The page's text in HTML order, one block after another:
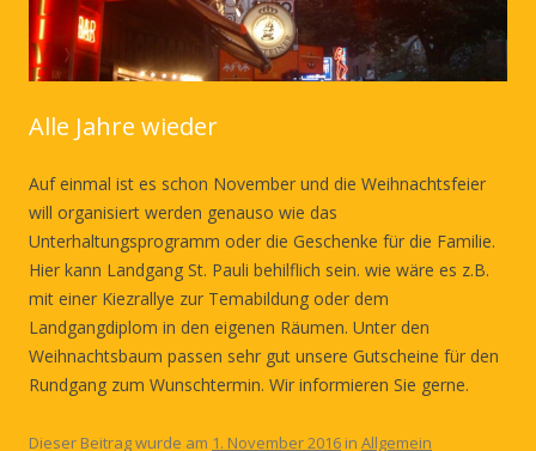
Alle Jahre wieder
Auf einmal ist es schon November und die Weihnachtsfeier
will organisiert werden genauso wie das
Unterhaltungsprogramm oder die Geschenke für die Familie.
Hier kann Landgang St. Pauli behilflich sein. wie wäre es z.B.
mit einer Kiezrallye zur Temabildung oder dem
Landgangdiplom in den eigenen Räumen. Unter den
Weihnachtsbaum passen sehr gut unsere Gutscheine für den
Rundgang zum Wunschtermin. Wir informieren Sie gerne.
Dieser Beitrag wurde am 1. November 2016 in Allgemein